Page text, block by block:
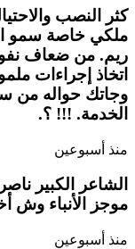
كثر النصب
ملكي خاصة سمو
ريم. من ضعاف
اتخاذ إجراءات
وجاتك حواله من
الخدمة. !!! ؟.
منذ أسبوعين
الشاعر الكبير
موجز الأنباء وش
منذ أسبوعين